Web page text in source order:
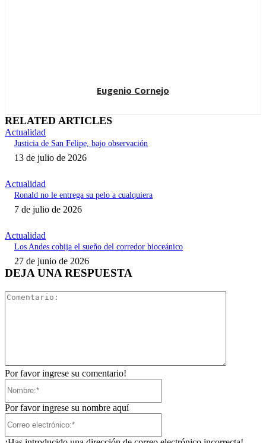
Eugenio Cornejo
RELATED ARTICLES
Actualidad
Justicia de San Felipe, bajo observación
13 de julio de 2026
Actualidad
Ronald no le entrega su pelo a cualquiera
7 de julio de 2026
Actualidad
Los Andes cobija el sueño del corredor bioceánico
27 de junio de 2026
DEJA UNA RESPUESTA
Por favor ingrese su comentario!
Por favor ingrese su nombre aquí